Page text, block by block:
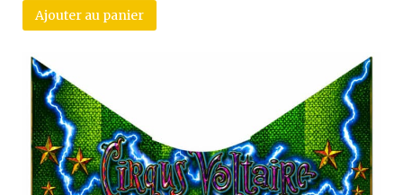
Ajouter au panier